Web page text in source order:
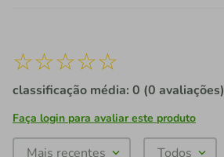
☆☆☆☆☆
classificação média: 0 (0 avaliações)
Faça login para avaliar este produto
Mais recentes Todos